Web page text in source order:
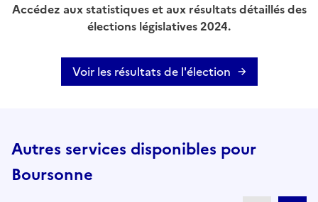
Accédez aux statistiques et aux résultats détaillés des
élections législatives 2024.
Voir les résultats de l'élection
Autres services disponibles pour
Boursonne